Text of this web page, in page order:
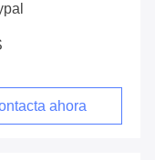
ahora